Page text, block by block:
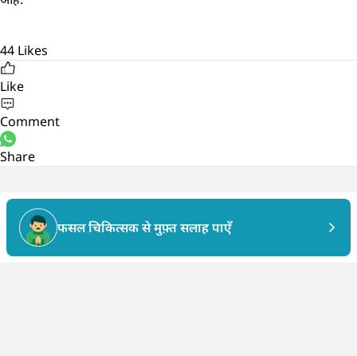
44 Likes
Like
Comment
Share
फसल चिकित्सक से मुफ़्त सलाह पाएँ